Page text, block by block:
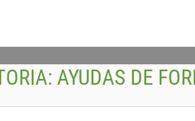
AYUDAS DE